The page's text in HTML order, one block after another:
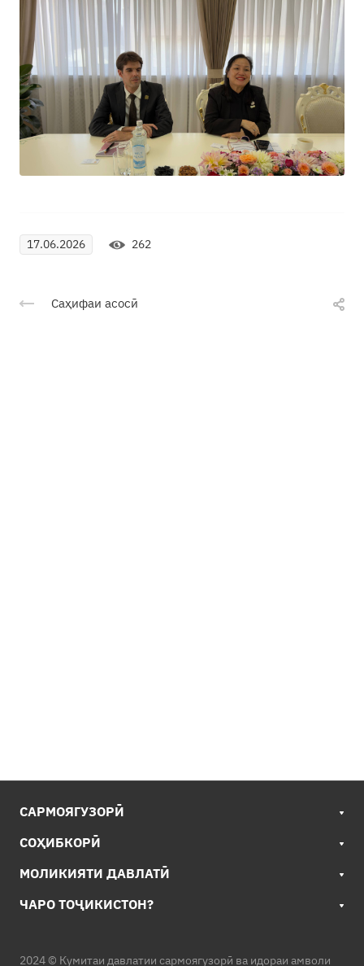
17.06.2026 262
Саҳифаи асосӣ
САРМОЯГУЗОРӢ
СОҲИБКОРӢ
МОЛИКИЯТИ ДАВЛАТӢ
ЧАРО ТОҶИКИСТОН?
2024 © Кумитаи давлатии сармоягузорӣ ва идораи амволи